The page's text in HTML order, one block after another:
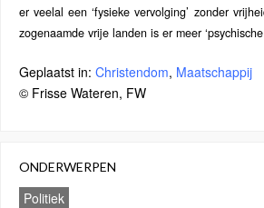
er veelal een ‘fysieke vervolging’ zonder
zogenaamde vrije landen is er meer ‘psychische
Geplaatst in: Christendom, Maatschappij
© Frisse Wateren, FW
ONDERWERPEN
Politiek